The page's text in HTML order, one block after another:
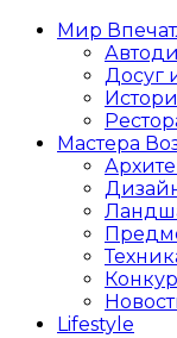
Мир
Досуг
Мастера
Lifestyle